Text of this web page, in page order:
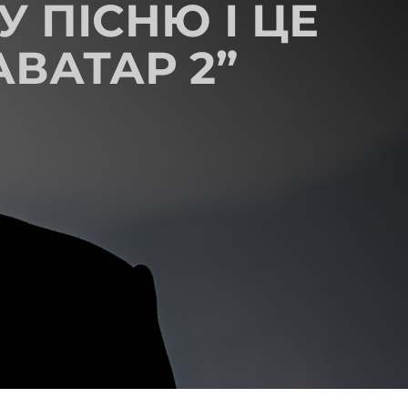
ПІСНЮ І ЦЕ
2”